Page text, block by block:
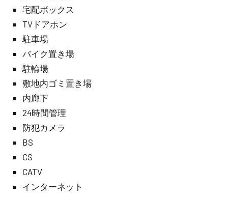
宅配ボックス
TVドアホン
駐車場
バイク置き場
駐輪場
敷地内ゴミ置き場
内廊下
24時間管理
防犯カメラ
BS
CS
CATV
インターネット